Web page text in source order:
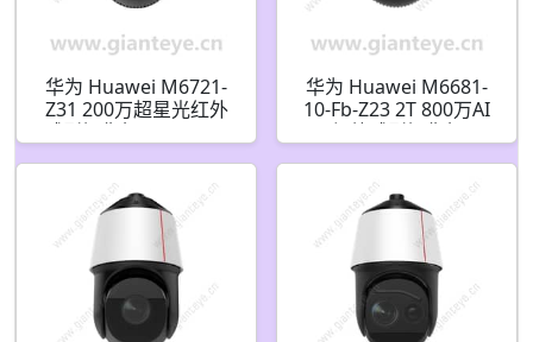
华为 Huawei M6721-
Z31 200万超星光红外
球型摄像机 02411784
华为 Huawei M6681-
10-Fb-Z23 2T 800万AI
红外球型摄像机